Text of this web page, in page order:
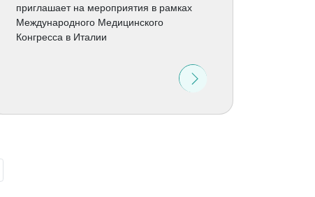
приглашает на мероприятия в рамках
Международного Медицинского
Конгресса в Италии